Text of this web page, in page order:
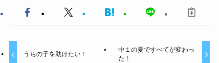
うちの子を助けたい！
中１の夏ですべてが変わっ
た！